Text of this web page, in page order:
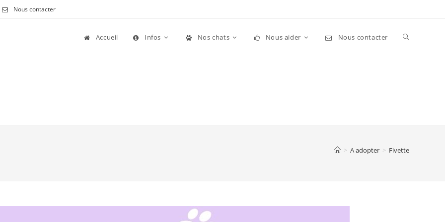
Nous contacter
Accueil Infos Nos chats Nous aider Nous contacter Toggle
> A adopter > Fivette